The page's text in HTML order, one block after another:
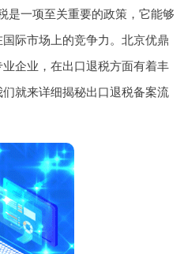
是一项至关重要的政策，它能够
际市场上的竞争力。北京优鼎
企业，在出口退税方面有着丰
就来详细揭秘出口退税备案流